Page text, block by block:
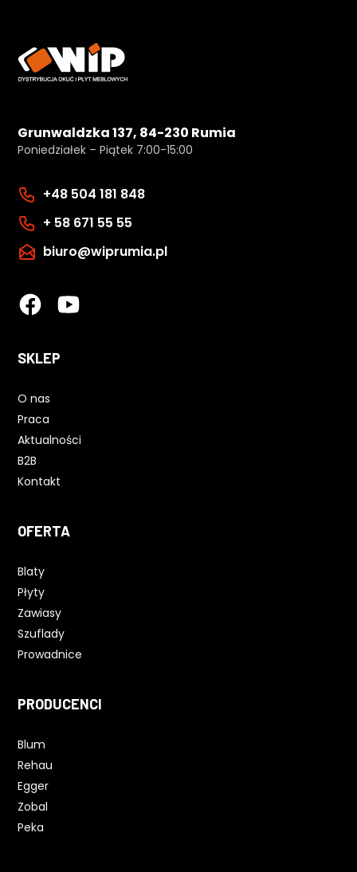
Grunwaldzka 137, 84-230 Rumia
Poniedziałek – Piątek 7:00-15:00
+48 504 181 848
+ 58 671 55 55
biuro@wiprumia.pl
SKLEP
O nas
Praca
Aktualności
B2B
Kontakt
OFERTA
Blaty
Płyty
Zawiasy
Szuflady
Prowadnice
PRODUCENCI
Blum
Rehau
Egger
Zobal
Peka